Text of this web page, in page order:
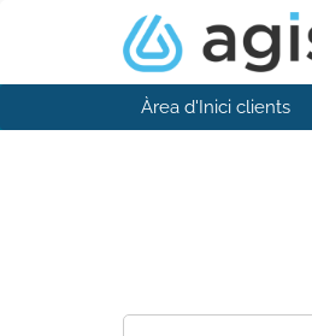
Àrea d'Inici clients